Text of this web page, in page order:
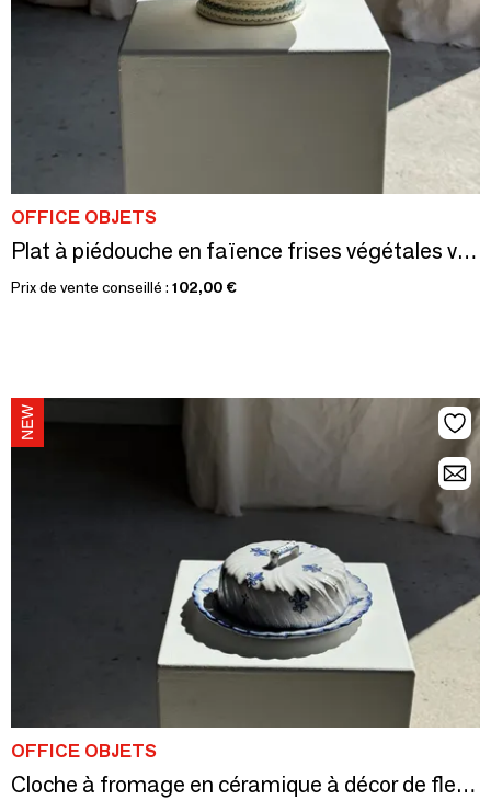
OFFICE OBJETS
Plat à piédouche en faïence frises végétales vertes H12 D24
Prix de vente conseillé : 102,00 €
OFFICE OBJETS
Cloche à fromage en céramique à décor de fleurs de lys H7 D19